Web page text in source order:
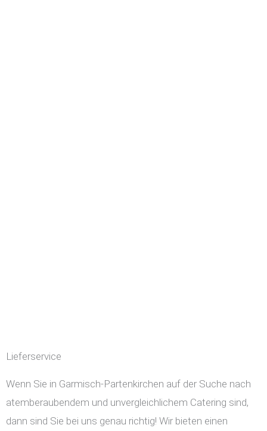
Lieferservice
Wenn Sie in Garmisch-Partenkirchen auf der Suche nach
atemberaubendem und unvergleichlichem Catering sind,
dann sind Sie bei uns genau richtig! Wir bieten einen